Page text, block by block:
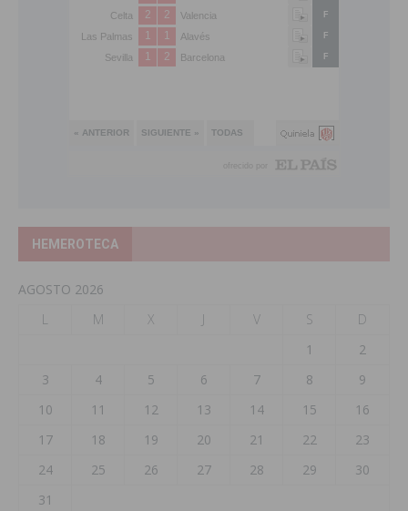
HEMEROTECA
AGOSTO 2026
L
M X J V S
D
1
2
3
4 5 6 7 8
9
10
11 12 13 14 15
16
17
18 19 20 21 22
23
24
25 26 27 28 29
30
31